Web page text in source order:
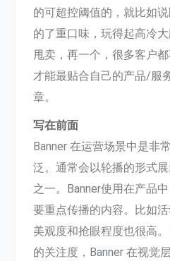
的可超控阈值的，就比如
的了重口味，玩得起高冷
甩卖，再一个，很多客户
才能最贴合自己的产品/服
章。
写在前面
Banner 在运营场景中是非
泛。通常会以轮播的形式
之一。Banner使用在产品
要重点传播的内容。比如活
美观度和抢眼程度也很高
的关注度，Banner 在视觉